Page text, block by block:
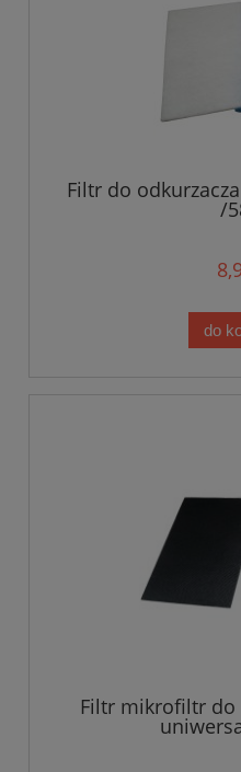
Filtr do
/
do
Filtr mikrofiltr do